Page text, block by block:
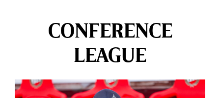
CONFERENCE
LEAGUE